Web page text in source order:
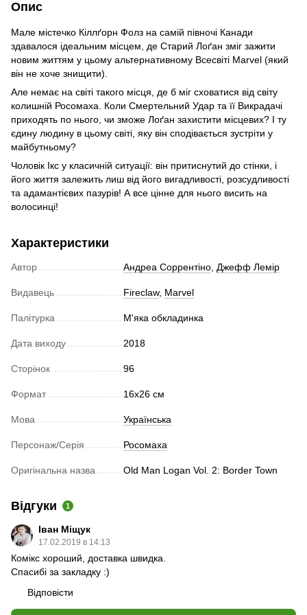
Опис
Мале містечко Кіллґорн Фолз на самій півночі Канади
здавалося ідеальним місцем, де Старий Лоґан зміг зажити
новим життям у цьому альтернативному Всесвіті Marvel (який
він не хоче знищити).
Але немає на світі такого місця, де б міг сховатися від світу
колишній Росомаха. Коли Смертельний Удар та її Викрадачі
приходять по нього, чи зможе Лоґан захистити місцевих? І ту
єдину людину в цьому світі, яку він сподівається зустріти у
майбутньому?
Чоловік Ікс у класичній ситуації: він притиснутий до стінки, і
його життя залежить лиш від його вигадливості, розсудливості
та адамантієвих пазурів! А все цінне для нього висить на
волосинці!
Характеристики
Автор Андреа Соррентіно, Джефф Лемір
Видавець Fireclaw, Marvel
Палітурка М'яка обкладинка
Дата виходу 2018
Сторінок 96
Формат 16х26 см
Мова Українська
Персонаж/Серія Росомаха
Оригінальна назва Old Man Logan Vol. 2: Border Town
Відгуки 1
Іван Міщук
17.02.2019 в 14:13
Комікс хороший, доставка швидка.
Спасибі за закладку :)
Відповісти